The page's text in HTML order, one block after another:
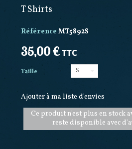
T Shirts
Référence MT5892S
35,00 €TTC
Taille S
Ajouter à ma liste d'envies
Ce produit n'est plus en stock
reste disponible avec